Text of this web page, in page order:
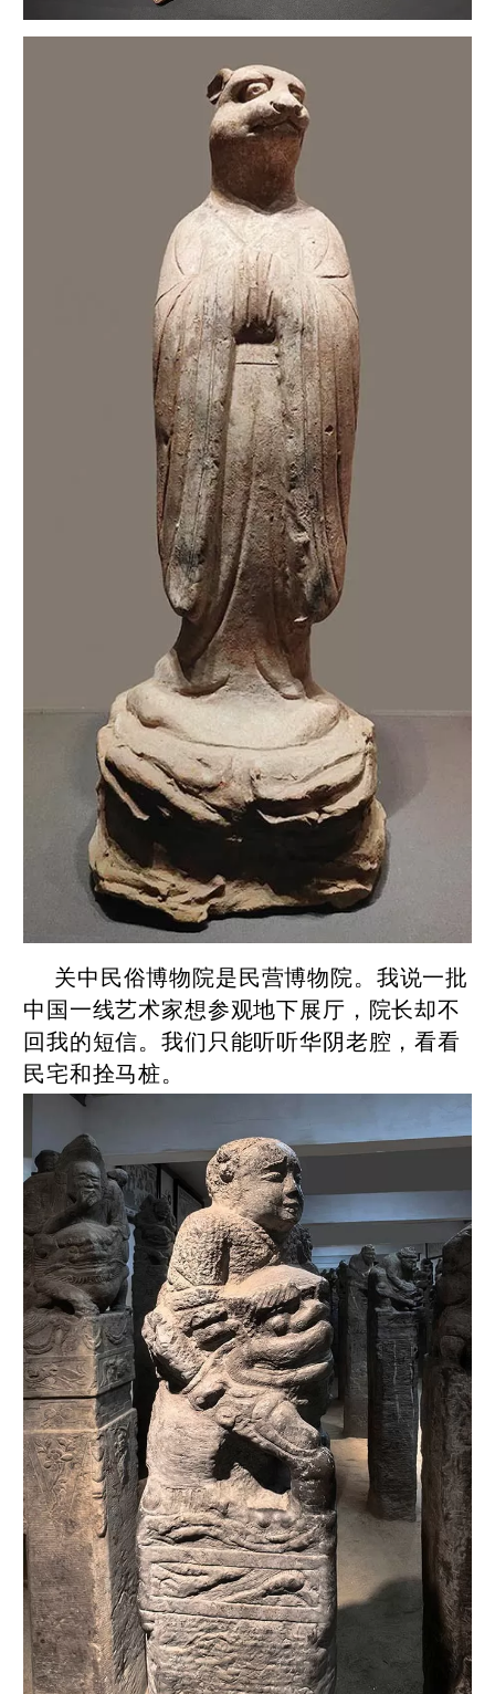
关中民俗博物院是民营博物院。我说一批
中国一线艺术家想参观地下展厅，院长却不
回我的短信。我们只能听听华阴老腔，看看
民宅和拴马桩。